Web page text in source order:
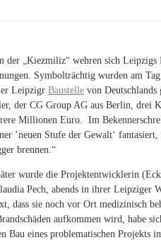
der „Kiezmiliz“ wehren sich Leipzigs
Symbolträchtig wurden am
Leipzigr Baustelle von Deutschlands
der CG Group AG aus Berlin, drei
Millionen Euro. Im
’neuen Stufe der Gewalt‘
brennen.“
wurde die Projektentwicklerin
Pech, abends in ihrer Leipziger
dass sie noch vor Ort medizinisch
aufkommen wird, habe
Bau eines problematischen Projekts